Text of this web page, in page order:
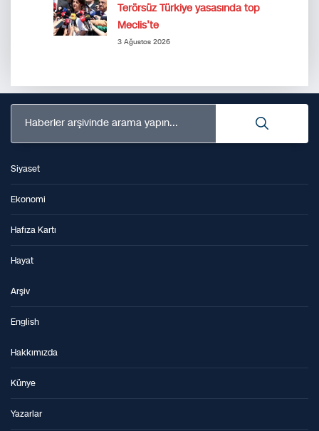
Terörsüz Türkiye yasasında top
Meclis’te
3 Ağustos 2026
Haberler arşivinde arama yapın...
Siyaset
Ekonomi
Hafıza Kartı
Hayat
Arşiv
English
Hakkımızda
Künye
Yazarlar